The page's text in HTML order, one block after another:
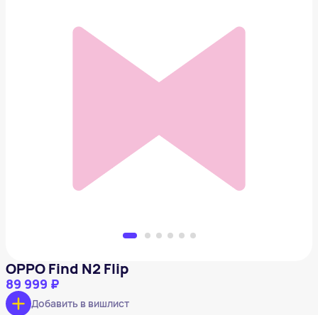
Добавить в вишлист
OPPO Find N2 Flip
89 999 ₽
Добавить в вишлист